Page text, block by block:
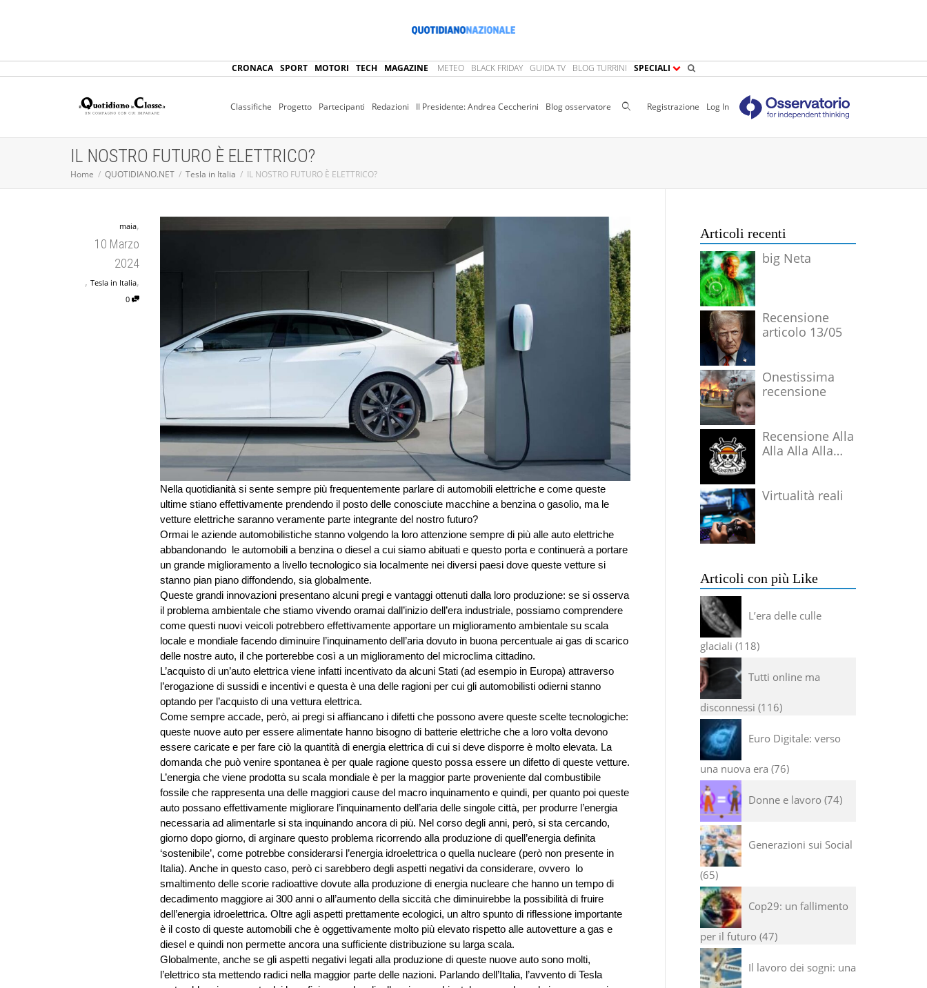
CRONACA SPORT MOTORI TECH MAGAZINE METEO BLACK FRIDAY GUIDA TV BLOG TURRINI SPECIALI
Classifiche Progetto Partecipanti Redazioni Il Presidente: Andrea Ceccherini Blog osservatore CercaRegistrazione Log In
IL NOSTRO FUTURO È ELETTRICO?
Home QUOTIDIANO.NET Tesla in Italia IL NOSTRO FUTURO È ELETTRICO?
maia,
10 Marzo
2024
, Tesla in Italia,
0
Nella quotidianità si sente sempre più frequentemente parlare di automobili elettriche e come queste
ultime stiano effettivamente prendendo il posto delle conosciute macchine a benzina o gasolio, ma le
vetture elettriche saranno veramente parte integrante del nostro futuro?
Ormai le aziende automobilistiche stanno volgendo la loro attenzione sempre di più alle auto elettriche
abbandonando le automobili a benzina o diesel a cui siamo abituati e questo porta e continuerà a portare
un grande miglioramento a livello tecnologico sia localmente nei diversi paesi dove queste vetture si
stanno pian piano diffondendo, sia globalmente.
Queste grandi innovazioni presentano alcuni pregi e vantaggi ottenuti dalla loro produzione: se si osserva
il problema ambientale che stiamo vivendo oramai dall’inizio dell’era industriale, possiamo comprendere
come questi nuovi veicoli potrebbero effettivamente apportare un miglioramento ambientale su scala
locale e mondiale facendo diminuire l’inquinamento dell’aria dovuto in buona percentuale ai gas di scarico
delle nostre auto, il che porterebbe così a un miglioramento del microclima cittadino.
L’acquisto di un’auto elettrica viene infatti incentivato da alcuni Stati (ad esempio in Europa) attraverso
l’erogazione di sussidi e incentivi e questa è una delle ragioni per cui gli automobilisti odierni stanno
optando per l’acquisto di una vettura elettrica.
Come sempre accade, però, ai pregi si affiancano i difetti che possono avere queste scelte tecnologiche:
queste nuove auto per essere alimentate hanno bisogno di batterie elettriche che a loro volta devono
essere caricate e per fare ciò la quantità di energia elettrica di cui si deve disporre è molto elevata. La
domanda che può venire spontanea è per quale ragione questo possa essere un difetto di queste vetture.
L’energia che viene prodotta su scala mondiale è per la maggior parte proveniente dal combustibile
fossile che rappresenta una delle maggiori cause del macro inquinamento e quindi, per quanto poi queste
auto possano effettivamente migliorare l’inquinamento dell’aria delle singole città, per produrre l’energia
necessaria ad alimentarle si sta inquinando ancora di più. Nel corso degli anni, però, si sta cercando,
giorno dopo giorno, di arginare questo problema ricorrendo alla produzione di quell’energia definita
‘sostenibile’, come potrebbe considerarsi l’energia idroelettrica o quella nucleare (però non presente in
Italia). Anche in questo caso, però ci sarebbero degli aspetti negativi da considerare, ovvero lo
smaltimento delle scorie radioattive dovute alla produzione di energia nucleare che hanno un tempo di
decadimento maggiore ai 300 anni o all’aumento della siccità che diminuirebbe la possibilità di fruire
dell’energia idroelettrica. Oltre agli aspetti prettamente ecologici, un altro spunto di riflessione importante
è il costo di queste automobili che è oggettivamente molto più elevato rispetto alle autovetture a gas e
diesel e quindi non permette ancora una sufficiente distribuzione su larga scala.
Globalmente, anche se gli aspetti negativi legati alla produzione di queste nuove auto sono molti,
l’elettrico sta mettendo radici nella maggior parte delle nazioni. Parlando dell’Italia, l’avvento di Tesla
Articoli recenti
big Neta
Recensione
articolo 13/05
Onestissima
recensione
Recensione Alla
Alla Alla Alla
Virtualità reali
Articoli con più Like
L’era delle culle
glaciali 118
Tutti online ma
disconnessi 116
Euro Digitale: verso
una nuova era 76
Donne e lavoro 74
Generazioni sui Social
65
Cop29: un fallimento
per il futuro 47
Il lavoro dei sogni: una